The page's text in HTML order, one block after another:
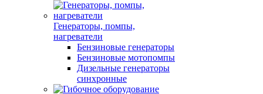
Генераторы, помпы,
нагреватели
Бензиновые генераторы
Бензиновые мотопомпы
Дизельные генераторы
синхронные